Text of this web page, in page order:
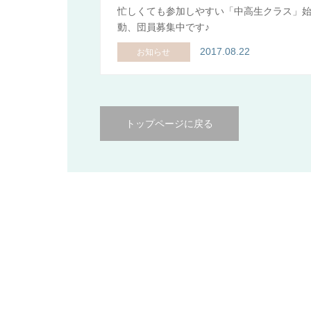
忙しくても参加しやすい「中高生クラス」始
動、団員募集中です♪
お知らせ 2017.08.22
トップページに戻る